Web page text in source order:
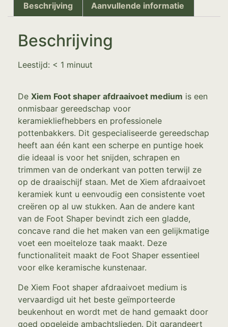
Beschrijving Aanvullende informatie
Beschrijving
Leestijd: < 1 minuut
De Xiem Foot shaper afdraaivoet medium is een
onmisbaar gereedschap voor
keramiekliefhebbers en professionele
pottenbakkers. Dit gespecialiseerde gereedschap
heeft aan één kant een scherpe en puntige hoek
die ideaal is voor het snijden, schrapen en
trimmen van de onderkant van potten terwijl ze
op de draaischijf staan. Met de Xiem afdraaivoet
keramiek kunt u eenvoudig een consistente voet
creëren op al uw stukken. Aan de andere kant
van de Foot Shaper bevindt zich een gladde,
concave rand die het maken van een gelijkmatige
voet een moeiteloze taak maakt. Deze
functionaliteit maakt de Foot Shaper essentieel
voor elke keramische kunstenaar.
De Xiem Foot shaper afdraaivoet medium is
vervaardigd uit het beste geïmporteerde
beukenhout en wordt met de hand gemaakt door
goed opgeleide ambachtslieden. Dit garandeert